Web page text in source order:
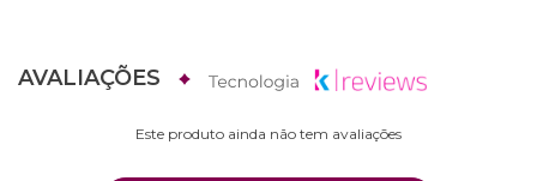
AVALIAÇÕES
Este produto ainda não tem avaliações